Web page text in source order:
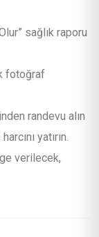
sağlık raporu
fotoğraf
randevu alın
yatırın.
verilecek,